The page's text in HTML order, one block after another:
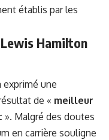
établis par les
Hamilton
exprimé une
de « meilleur
». Malgré des doutes
en carrière souligne